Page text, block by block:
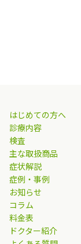
はじめての方へ
診療内容
検査
主な取扱商品
症状解説
症例・事例
お知らせ
コラム
料金表
ドクター紹介